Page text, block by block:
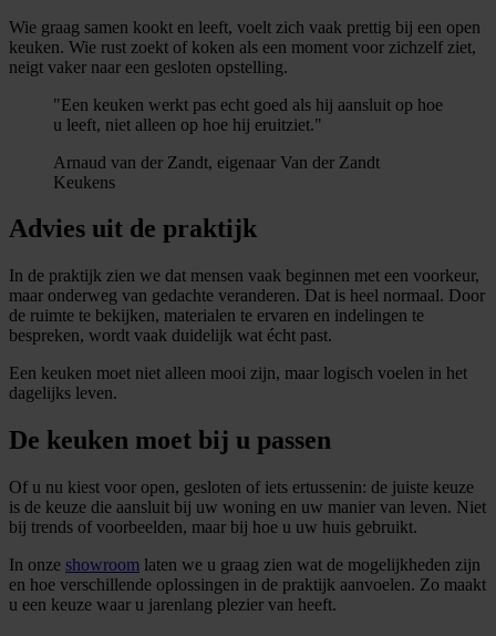
Wie graag samen kookt en leeft, voelt zich vaak prettig bij een open
keuken. Wie rust zoekt of koken als een moment voor zichzelf ziet,
neigt vaker naar een gesloten opstelling.
"Een keuken werkt pas echt goed als hij aansluit op hoe
u leeft, niet alleen op hoe hij eruitziet."
Arnaud van der Zandt, eigenaar Van der Zandt
Keukens
Advies uit de praktijk
In de praktijk zien we dat mensen vaak beginnen met een voorkeur,
maar onderweg van gedachte veranderen. Dat is heel normaal. Door
de ruimte te bekijken, materialen te ervaren en indelingen te
bespreken, wordt vaak duidelijk wat écht past.
Een keuken moet niet alleen mooi zijn, maar logisch voelen in het
dagelijks leven.
De keuken moet bij u passen
Of u nu kiest voor open, gesloten of iets ertussenin: de juiste keuze
is de keuze die aansluit bij uw woning en uw manier van leven. Niet
bij trends of voorbeelden, maar bij hoe u uw huis gebruikt.
In onze showroom laten we u graag zien wat de mogelijkheden zijn
en hoe verschillende oplossingen in de praktijk aanvoelen. Zo maakt
u een keuze waar u jarenlang plezier van heeft.